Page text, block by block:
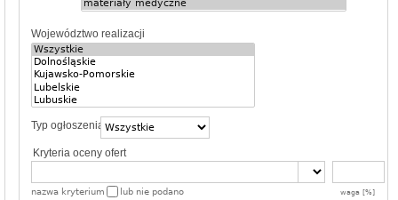
Województwo realizacji
Typ ogłoszenia
Kryteria oceny ofert
nazwa kryterium waga [%]
lub nie podano